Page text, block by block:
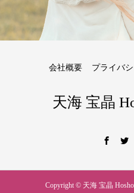
会社概要 プライバ
天海 宝晶
Copyright © 天海 宝晶